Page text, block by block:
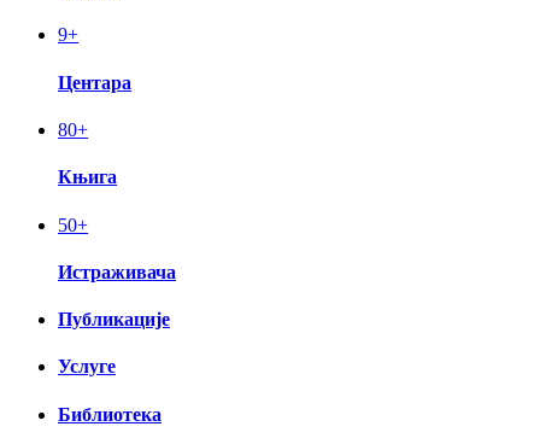
9+
Центара
80+
Књига
50+
Истраживача
Публикације
Услуге
Библиотека